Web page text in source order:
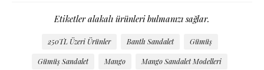
Etiketler alakalı ürünleri bulmanızı sağlar.
250TL Üzeri Ürünler Bantlı Sandalet Gümüş
Gümüş Sandalet Mango Mango Sandalet Modelleri